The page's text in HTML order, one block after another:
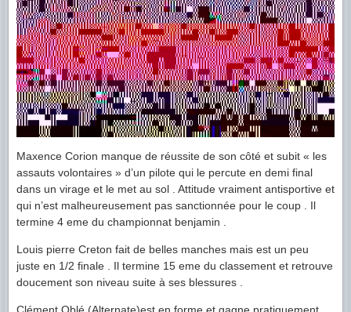
Maxence Corion manque de réussite de son côté et subit « les
assauts volontaires » d’un pilote qui le percute en demi final
dans un virage et le met au sol . Attitude vraiment antisportive et
qui n’est malheureusement pas sanctionnée pour le coup . Il
termine 4 eme du championnat benjamin .
Louis pierre Creton fait de belles manches mais est un peu
juste en 1/2 finale . Il termine 15 eme du classement et retrouve
doucement son niveau suite à ses blessures .
Clément Oblé (Alternate)est en forme et gagne pratiquement